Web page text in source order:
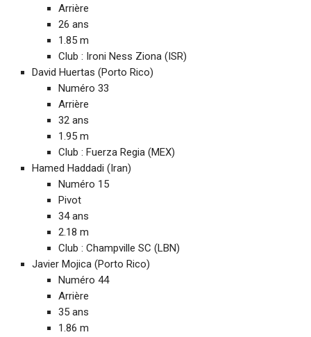
Arrière
26 ans
1.85 m
Club : Ironi Ness Ziona (ISR)‎
David Huertas (Porto Rico)
Numéro 33
Arrière
32 ans
1.95 m
Club : Fuerza Regia (MEX)‎
Hamed Haddadi (Iran)
Numéro 15
Pivot
34 ans
2.18 m
Club : Champville SC (LBN)‎
Javier Mojica (Porto Rico)
Numéro 44
Arrière
35 ans
1.86 m